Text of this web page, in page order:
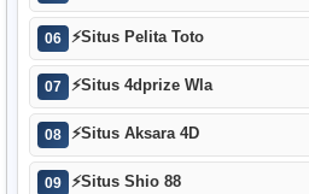
06 ⚡Situs Pelita Toto
07 ⚡Situs 4dprize Wla
08 ⚡Situs Aksara 4D
09 ⚡Situs Shio 88